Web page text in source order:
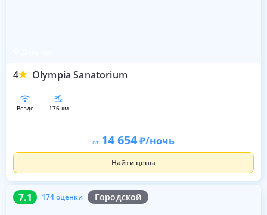
4 Olympia Sanatorium
везде 176 км
от 14 654 /ночь
Найти цены
7.1 174 оценки Городской
7.1 174 оценки